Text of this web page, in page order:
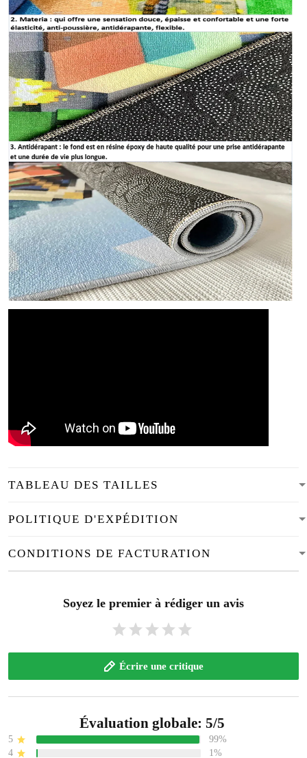
TABLEAU DES TAILLES
POLITIQUE D'EXPÉDITION
CONDITIONS DE FACTURATION
Soyez le premier à rédiger un avis
Écrire une critique
Évaluation globale: 5/5
5
99%
4
1%